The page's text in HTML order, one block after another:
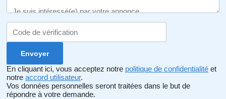
En cliquant ici, vous acceptez notre politique de confidentialité et
notre accord utilisateur.
Vos données personnelles seront traitées dans le but de
répondre à votre demande.